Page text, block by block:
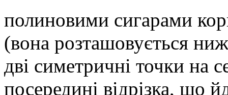
полиновими сигарами
(вона розташовується
дві симетричні точки на
посередині відрізка, що